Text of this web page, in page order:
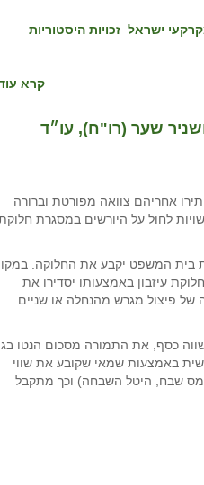
ישראל זכויות היסטוריות
קרא
שער (רו"ח), עו״ד
אחריהם צוואה מפורטת וברורה
לחול על היורשים במסגרת
בית המשפט יקבע את החלוקה.
עיזבון באמצעותו יסדירו את
של פיצול מגרש מהנחלה או שניים
כסף, את התמורה מסכום הנטו
באמצעות שמאי שקובע את שווי
מס שבח, היטל השבחה) וכך מתקבל